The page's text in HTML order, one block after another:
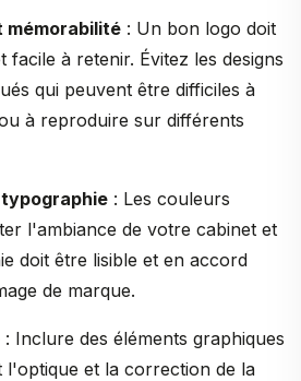
mémorabilité : Un bon logo doit
facile à retenir. Évitez les designs
qui peuvent être difficiles à
à reproduire sur différents
: Les couleurs
l'ambiance de votre cabinet et
doit être lisible et en accord
de marque.
: Inclure des éléments graphiques
l'optique et la correction de la